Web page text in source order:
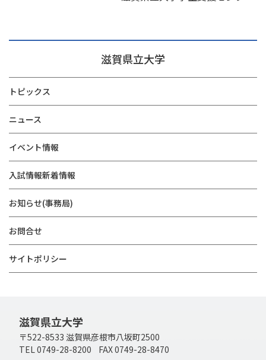
滋賀県立大学
トピックス
ニュース
イベント情報
入試情報新着情報
お知らせ(事務局)
お問合せ
サイトポリシー
滋賀県立大学
〒522-8533 滋賀県彦根市八坂町2500
TEL 0749-28-8200 FAX 0749-28-8470